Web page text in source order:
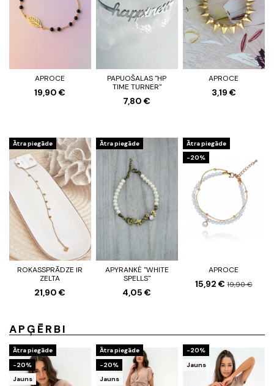
APROCE
19,90 €
PAPUOŠALAS "HP
TIME TURNER"
7,80 €
APROCE
3,19 €
Ātra piegāde
ROKASSPRĀDZE IR
ZELTA
21,90 €
Ātra piegāde
APYRANKĖ "WHITE
SPELLS"
4,05 €
Ātra piegāde
-20%
APROCE
15,92 €19,90 €
APĢĒRBI
Ātra piegāde
-20%
Jauns
Ātra piegāde
-20%
Jauns
-20%
Jauns